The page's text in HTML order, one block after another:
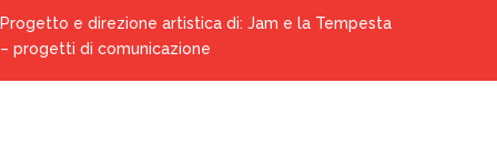
Progetto e direzione artistica di: Jam e la Tempesta
– progetti di comunicazione